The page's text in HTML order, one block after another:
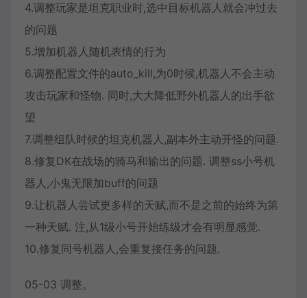
4.调整玩家是坦克职业时,选中目标机器人就会冲过去
的问题
5.增加机器人随机表情的行为
6.调整配置文件的auto_kill,为0时候,机器人不会主动
攻击玩家和怪物. 同时,大大降低野外机器人的出手欲
望
7.调整组队时候的坦克机器人,副本外主动开怪的问题.
8.修复DK在战场的骑马和输出的问题. 调整ss小号机
器人,小鬼无限加buff的问题
9.让机器人尝试更多样的天赋,而不是之前的始终为第
一种天赋. 注,从1级小号开始练级才会有明显感觉.
10.修复同号机器人,会重复接任务的问题.
05-03 调整。